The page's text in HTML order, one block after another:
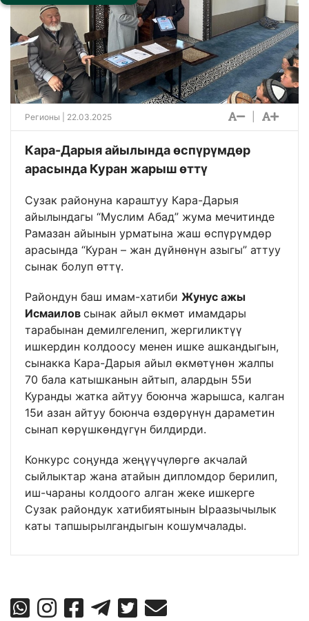
Регионы | 22.03.2025
Кара-Дарыя айылында өспүрүмдөр
арасында Куран жарыш өттү
Сузак районуна караштуу Кара-Дарыя
айылындагы “Муслим Абад” жума мечитинде
Рамазан айынын урматына жаш өспүрүмдөр
арасында “Куран – жан дүйнөнүн азыгы” аттуу
сынак болуп өттү.
Райондун баш имам-хатиби Жунус ажы
Исмаилов сынак айыл өкмөт имамдары
тарабынан демилгеленип, жергиликтүү
ишкердин колдоосу менен ишке ашкандыгын,
сынакка Кара-Дарыя айыл өкмөтүнөн жалпы
70 бала катышканын айтып, алардын 55и
Куранды жатка айтуу боюнча жарышса, калган
15и азан айтуу боюнча өздөрүнүн дараметин
сынап көрүшкөндүгүн билдирди.
Конкурс соңунда жеңүүчүлөргө акчалай
сыйлыктар жана атайын дипломдор берилип,
иш-чараны колдоого алган жеке ишкерге
Сузак райондук хатибиятынын Ыраазычылык
каты тапшырылгандыгын кошумчалады.